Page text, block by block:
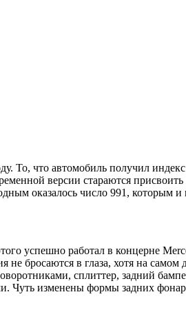
То, что автомобиль получил
версии стараются
оказалось число 991, которым и
успешно работал в концерне
не бросаются в глаза, хотя на
сплиттер, задний
Чуть изменены формы задних